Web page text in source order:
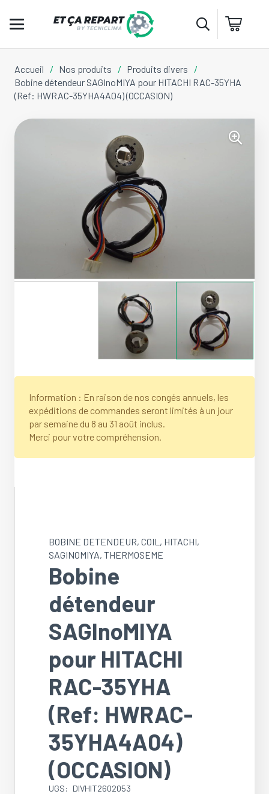
Accueil / Nos produits / Produits divers
/
Bobine détendeur SAGInoMIYA pour HITACHI RAC-35YHA
(Ref: HWRAC-35YHA4A04) (OCCASION)
Information : En raison de nos congés annuels, les
expéditions de commandes seront limités à un jour
par semaine du 8 au 31 août inclus.
Merci pour votre compréhension.
BOBINE DETENDEUR, COIL , HITACHI,
SAGINOMIYA, THERMOSEME
Bobine
détendeur
SAGInoMIYA
pour HITACHI
RAC-35YHA
(Ref: HWRAC-
35YHA4A04)
(OCCASION)
UGS: DIVHIT2602053